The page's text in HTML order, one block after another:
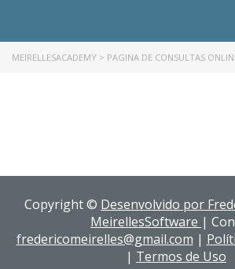
MEIRELLESACADEMY > PAGINA DE CONSULTAS
Copyright © Desenvolvido por
MeirellesSoftware |
fredericomeirelles@gmail.com |
| Termos de Uso